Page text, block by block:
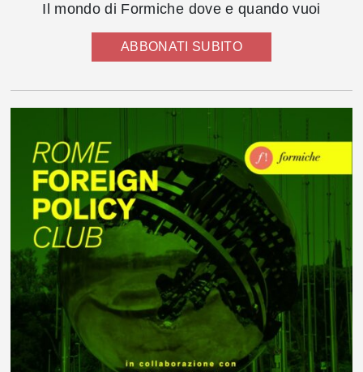
Il mondo di Formiche dove e quando vuoi
ABBONATI SUBITO